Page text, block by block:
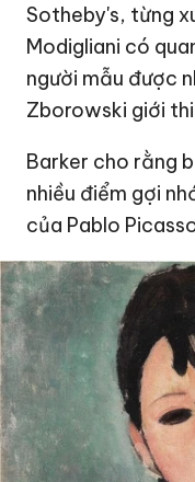
Sotheby's, từng
Modigliani có
người mẫu được
Zborowski giới
Barker cho rằng
nhiều điểm gợi
của Pablo